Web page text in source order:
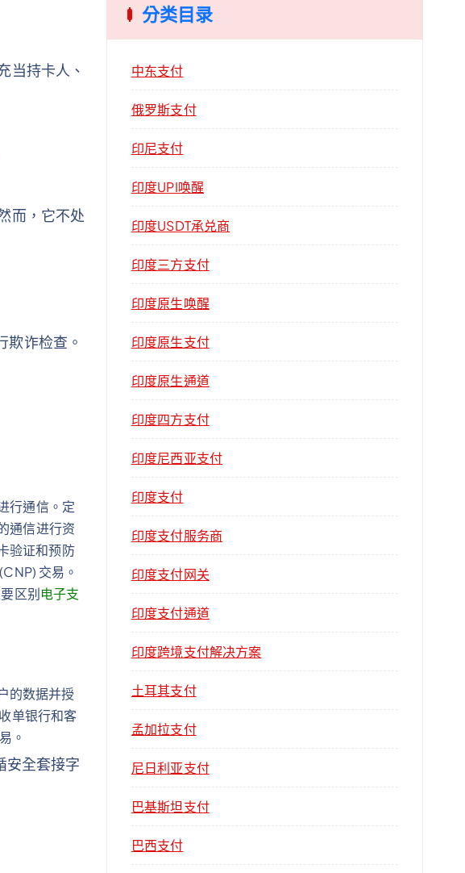
当持卡人、
而，它不处
欺诈检查。
行通信。定
通信进行资
验证和预防
交易。
区别电子支
的数据并授
单银行和客
。
安全套接字
分类目录
中东支付
俄罗斯支付
印尼支付
印度UPI唤醒
印度USDT承兑商
印度三方支付
印度原生唤醒
印度原生支付
印度原生通道
印度四方支付
印度尼西亚支付
印度支付
印度支付服务商
印度支付网关
印度支付通道
印度跨境支付解决方案
土耳其支付
孟加拉支付
尼日利亚支付
巴基斯坦支付
巴西支付